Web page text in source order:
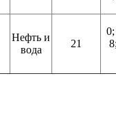
Нефть и
вода
21